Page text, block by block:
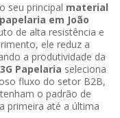
seu principal material
papelaria em João
de alta resistência e
ele reduz a
a produtividade da
3G Papelaria seleciona
fluxo do setor B2B,
o padrão de
primeira até a última